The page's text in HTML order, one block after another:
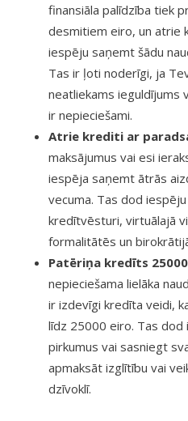
finansiāla palīdzība tiek
desmitiem eiro, un atrie
iespēju saņemt šādu
Tas ir ļoti noderīgi, ja
neatliekams ieguldījums
ir nepieciešami.
Atrie krediti ar
maksājumus vai esi
iespēja saņemt ātrās
vecuma. Tas dod
kredītvēsturi, virtuālajā
formalitātēs un
Patēriņa kredīts 25000
nepieciešama lielāka
ir izdevīgi kredīta veidi,
līdz 25000 eiro. Tas dod
pirkumus vai sasniegt
apmaksāt izglītību vai
dzīvoklī.